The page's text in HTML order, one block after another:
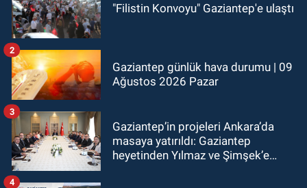
"Filistin Konvoyu" Gaziantep'e ulaştı
Gaziantep günlük hava durumu | 09
Ağustos 2026 Pazar
2
Gaziantep’in projeleri Ankara’da
masaya yatırıldı: Gaziantep
heyetinden Yılmaz ve Şimşek’e
3
4